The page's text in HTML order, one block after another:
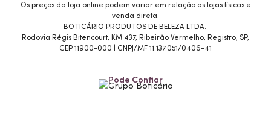
Os preços da loja online podem variar em relação as lojas físicas e
venda direta.
BOTICÁRIO PRODUTOS DE BELEZA LTDA.
Rodovia Régis Bitencourt, KM 437, Ribeirão Vermelho, Registro, SP,
CEP 11900-000 | CNPJ/MF 11.137.051/0406-41
Pode Confiar